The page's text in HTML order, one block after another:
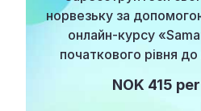
норвезьку за
онлайн-курсу
початкового рівня
NOK 415